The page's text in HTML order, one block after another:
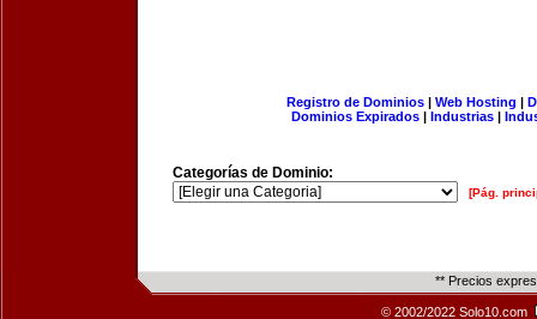
Registro de Dominios| Web Hosting |
Dominios Expirados | Industrias |
Categorías de Dominio:
[Pág.
** Precios
© 2002/2022 Solo10.com